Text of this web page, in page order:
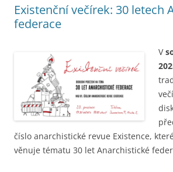
Existenční večírek: 30 letech
federace
V
číslo anarchistické revue Existence,
věnuje tématu 30 let Anarchistické